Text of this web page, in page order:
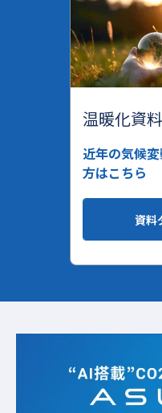
温暖化資料
近年の気候
方はこちら
資料